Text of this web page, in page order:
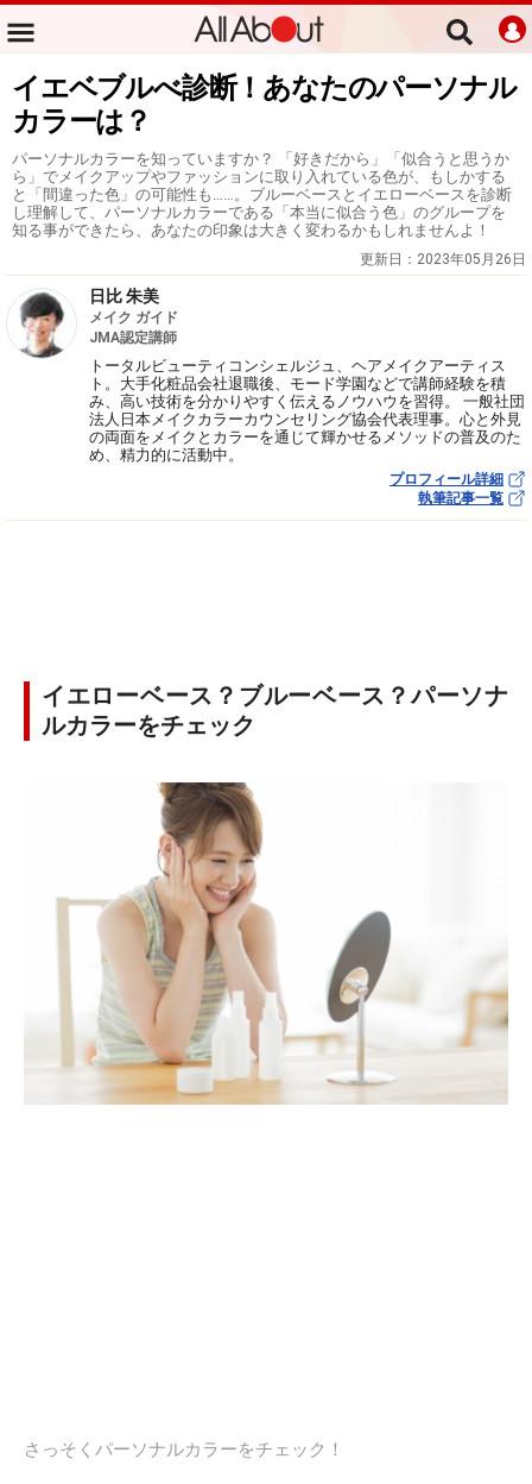
イエベブルべ診断！あなたのパーソナル
カラーは？
パーソナルカラーを知っていますか？ 「好きだから」「似合うと思うか
ら」でメイクアップやファッションに取り入れている色が、もしかする
と「間違った色」の可能性も……。ブルーベースとイエローベースを診断
し理解して、パーソナルカラーである「本当に似合う色」のグループを
知る事ができたら、あなたの印象は大きく変わるかもしれませんよ！
更新日： 2023年05月26日
日比 朱美
メイク ガイド
JMA認定講師
トータルビューティコンシェルジュ、ヘアメイクアーティス
ト。大手化粧品会社退職後、モード学園などで講師経験を積
み、高い技術を分かりやすく伝えるノウハウを習得。 一般社団
法人日本メイクカラーカウンセリング協会代表理事。心と外見
の両面をメイクとカラーを通じて輝かせるメソッドの普及のた
め、精力的に活動中。
プロフィール詳細
執筆記事一覧
イエローベース？ブルーベース？パーソナ
ルカラーをチェック
さっそくパーソナルカラーをチェック！